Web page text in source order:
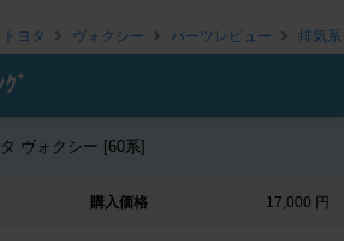
トヨタ ヴォクシー パーツレビュー 排気系
ﾞ
タ ヴォクシー [60系]
購入価格 17,000 円